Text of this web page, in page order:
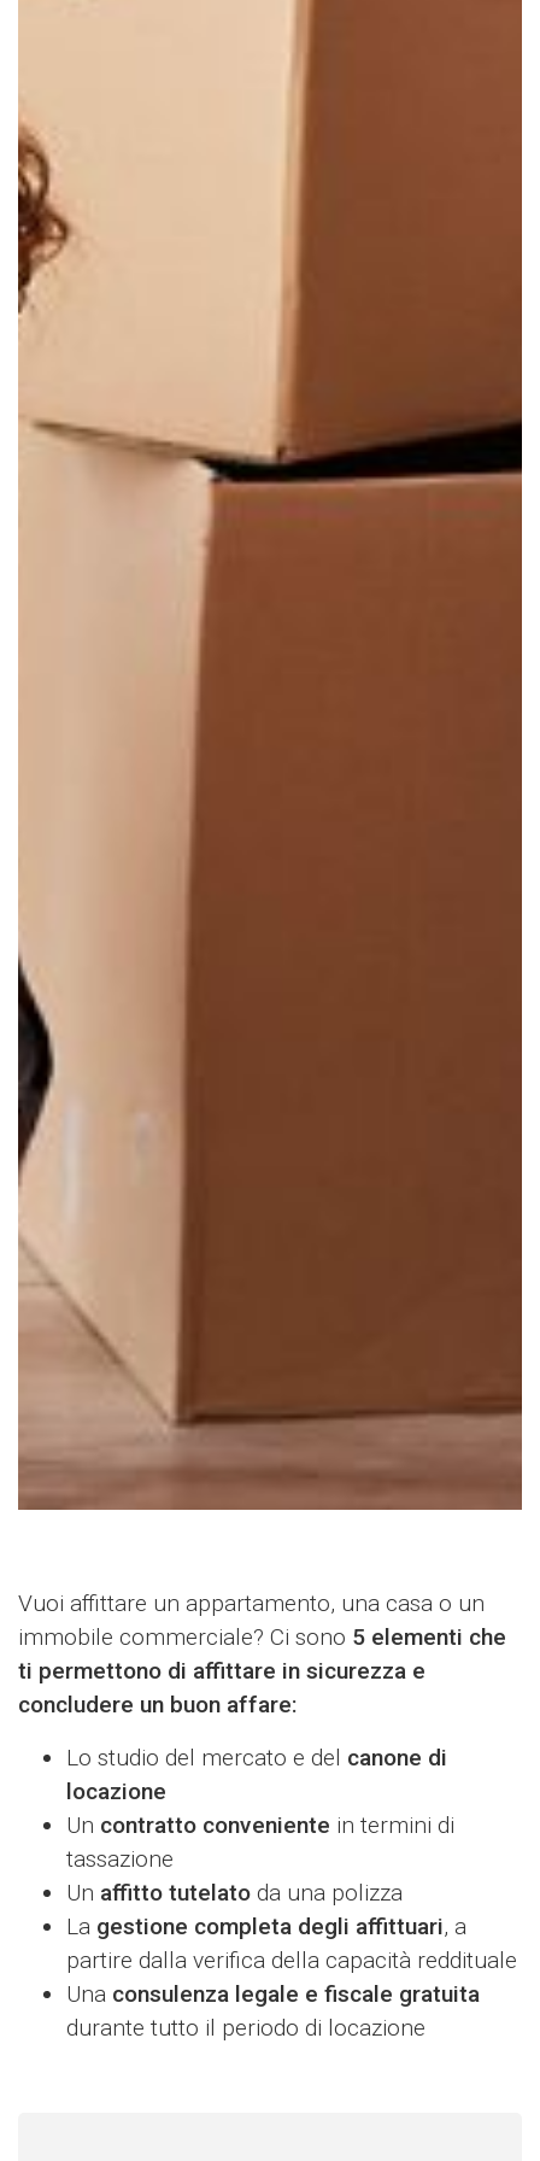
Vuoi affittare un appartamento, una casa o un
immobile commerciale? Ci sono 5 elementi che
ti permettono di affittare in sicurezza e
concludere un buon affare:
Lo studio del mercato e del canone di
locazione
Un contratto conveniente in termini di
tassazione
Un affitto tutelato da una polizza
La gestione completa degli affittuari, a
partire dalla verifica della capacità reddituale
Una consulenza legale e fiscale gratuita
durante tutto il periodo di locazione